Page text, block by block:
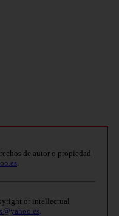
de autor o propiedad
or intellectual